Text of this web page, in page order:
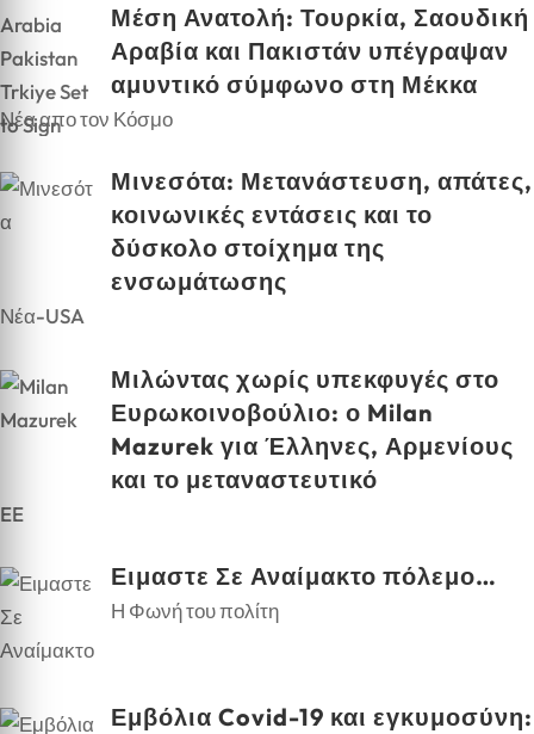
Μέση Ανατολή: Τουρκία, Σαουδική
Αραβία και Πακιστάν υπέγραψαν
αμυντικό σύμφωνο στη Μέκκα
Νέα απο τον Κόσμο
Μινεσότα: Μετανάστευση, απάτες,
κοινωνικές εντάσεις και το
δύσκολο στοίχημα της
ενσωμάτωσης
Νέα-USA
Μιλώντας χωρίς υπεκφυγές στο
Ευρωκοινοβούλιο: ο Milan
Mazurek για Έλληνες, Αρμενίους
και το μεταναστευτικό
EE
Ειμαστε Σε Αναίμακτο πόλεμο…
Η Φωνή του πολίτη
Εμβόλια Covid-19 και εγκυμοσύνη: